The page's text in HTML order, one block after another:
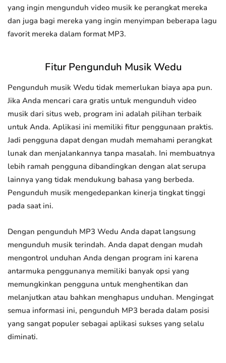
yang ingin mengunduh video musik ke perangkat mereka
dan juga bagi mereka yang ingin menyimpan beberapa lagu
favorit mereka dalam format MP3.
Fitur Pengunduh Musik Wedu
Pengunduh musik Wedu tidak memerlukan biaya apa pun.
Jika Anda mencari cara gratis untuk mengunduh video
musik dari situs web, program ini adalah pilihan terbaik
untuk Anda. Aplikasi ini memiliki fitur penggunaan praktis.
Jadi pengguna dapat dengan mudah memahami perangkat
lunak dan menjalankannya tanpa masalah. Ini membuatnya
lebih ramah pengguna dibandingkan dengan alat serupa
lainnya yang tidak mendukung bahasa yang berbeda.
Pengunduh musik mengedepankan kinerja tingkat tinggi
pada saat ini.
Dengan pengunduh MP3 Wedu Anda dapat langsung
mengunduh musik terindah. Anda dapat dengan mudah
mengontrol unduhan Anda dengan program ini karena
antarmuka penggunanya memiliki banyak opsi yang
memungkinkan pengguna untuk menghentikan dan
melanjutkan atau bahkan menghapus unduhan. Mengingat
semua informasi ini, pengunduh MP3 berada dalam posisi
yang sangat populer sebagai aplikasi sukses yang selalu
diminati.